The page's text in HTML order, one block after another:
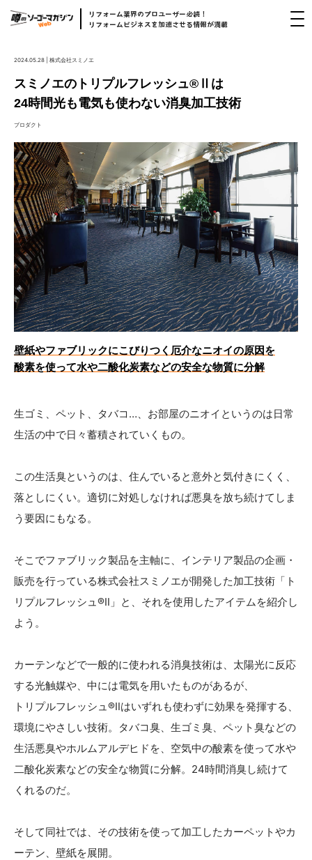
リフォーム業界のプロユーザー必読！
リフォームビジネスを加速させる情報が満載
2024.05.28 | 株式会社スミノエ
スミノエのトリプルフレッシュ®Ⅱは
24時間光も電気も使わない消臭加工技術
プロダクト
壁紙やファブリックにこびりつく厄介なニオイの原因を
酸素を使って水や二酸化炭素などの安全な物質に分解
生ゴミ、ペット、タバコ…、お部屋のニオイというのは日常
生活の中で日々蓄積されていくもの。
この生活臭というのは、住んでいると意外と気付きにくく、
落としにくい。適切に対処しなければ悪臭を放ち続けてしま
う要因にもなる。
そこでファブリック製品を主軸に、インテリア製品の企画・
販売を行っている株式会社スミノエが開発した加工技術「ト
リプルフレッシュ®Ⅱ」と、それを使用したアイテムを紹介し
よう。
カーテンなどで一般的に使われる消臭技術は、太陽光に反応
する光触媒や、中には電気を用いたものがあるが、
トリプルフレッシュ®Ⅱはいずれも使わずに効果を発揮する、
環境にやさしい技術。タバコ臭、生ゴミ臭、ペット臭などの
生活悪臭やホルムアルデヒドを、空気中の酸素を使って水や
二酸化炭素などの安全な物質に分解。24時間消臭し続けて
くれるのだ。
そして同社では、その技術を使って加工したカーペットやカ
ーテン、壁紙を展開。